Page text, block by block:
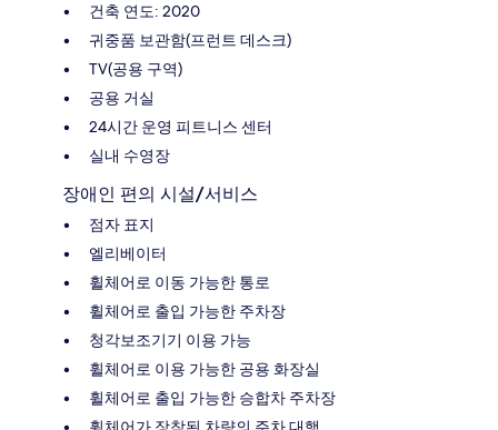
건축 연도: 2020
귀중품 보관함(프런트 데스크)
TV(공용 구역)
공용 거실
24시간 운영 피트니스 센터
실내 수영장
장애인 편의 시설/서비스
점자 표지
엘리베이터
휠체어로 이동 가능한 통로
휠체어로 출입 가능한 주차장
청각보조기기 이용 가능
휠체어로 이용 가능한 공용 화장실
휠체어로 출입 가능한 승합차 주차장